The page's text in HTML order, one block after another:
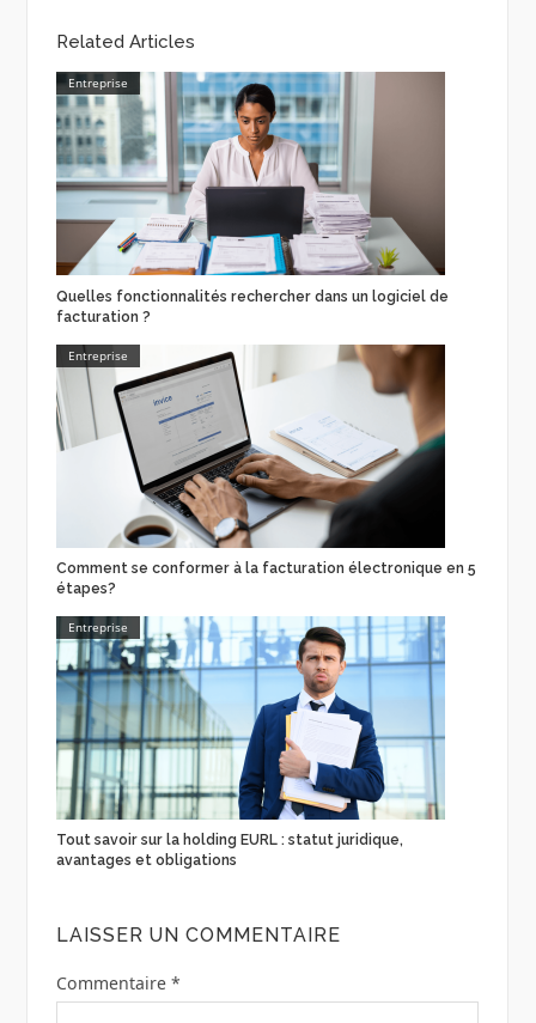
Related Articles
Entreprise
Quelles fonctionnalités rechercher dans un logiciel de
facturation ?
Entreprise
Comment se conformer à la facturation électronique en 5
étapes?
Entreprise
Tout savoir sur la holding EURL : statut juridique,
avantages et obligations
LAISSER UN COMMENTAIRE
Commentaire *